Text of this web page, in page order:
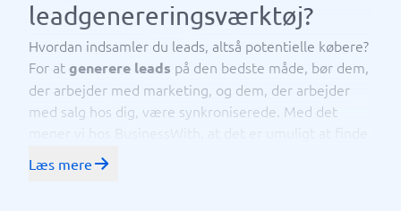
leadgenereringsværktøj?
Hvordan indsamler du leads, altså potentielle købere?
For atgenerere leads på den bedste måde, bør dem,
der arbejder med marketing, og dem, der arbejder
med salg hos dig, være synkroniserede. Med det
interessante leads, hvis du internt ikke har samme idé
om, hvordan den perfekte køber ser ud.
Læs mere